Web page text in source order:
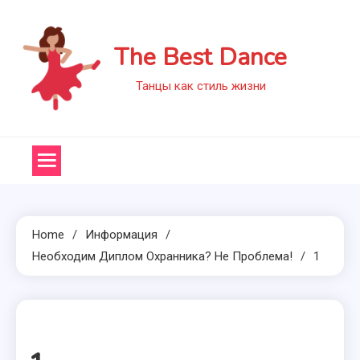
content
The Best Dance
Танцы как стиль жизни
Home
Информация
Необходим Диплом Охранника? Не Проблема!
1